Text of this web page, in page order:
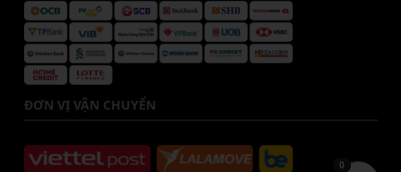
ĐƠN VỊ VẬN CHUYỂN
0